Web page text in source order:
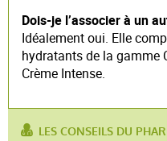
Dois-je l’associer à un
Idéalement oui. Elle
hydratants de la gamme
Crème Intense.
LES CONSEILS DU